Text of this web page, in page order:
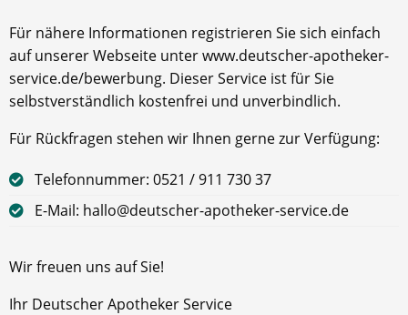
Für nähere Informationen registrieren Sie sich einfach
auf unserer Webseite unter www.deutscher-apotheker-
service.de/bewerbung. Dieser Service ist für Sie
selbstverständlich kostenfrei und unverbindlich.
Für Rückfragen stehen wir Ihnen gerne zur Verfügung:
Telefonnummer: 0521 / 911 730 37
E-Mail: hallo@deutscher-apotheker-service.de
Wir freuen uns auf Sie!
Ihr Deutscher Apotheker Service